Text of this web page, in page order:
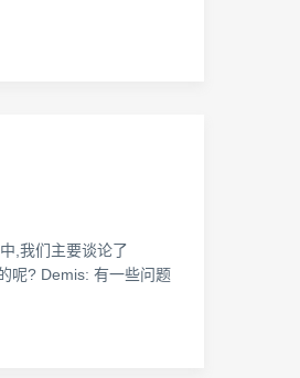
,我们主要谈论了
呢? Demis: 有一些问题